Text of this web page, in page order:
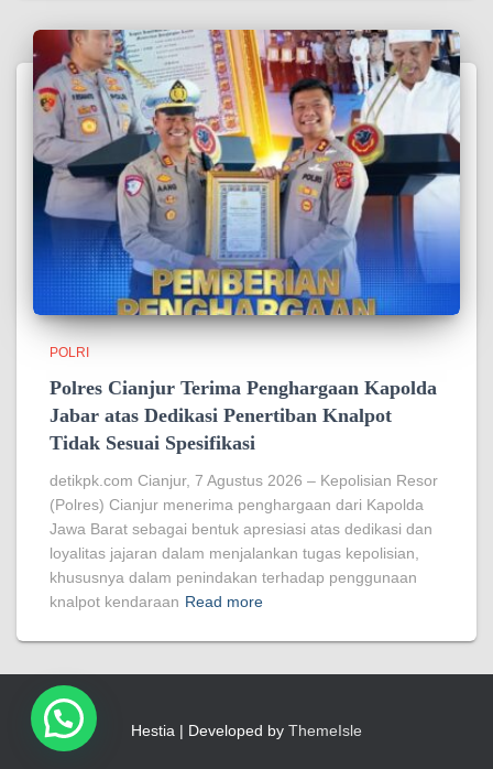
POLRI
Polres Cianjur Terima Penghargaan Kapolda
Jabar atas Dedikasi Penertiban Knalpot
Tidak Sesuai Spesifikasi
detikpk.com Cianjur, 7 Agustus 2026 – Kepolisian Resor
(Polres) Cianjur menerima penghargaan dari Kapolda
Jawa Barat sebagai bentuk apresiasi atas dedikasi dan
loyalitas jajaran dalam menjalankan tugas kepolisian,
khususnya dalam penindakan terhadap penggunaan
knalpot kendaraan Read more
Hestia | Developed by ThemeIsle